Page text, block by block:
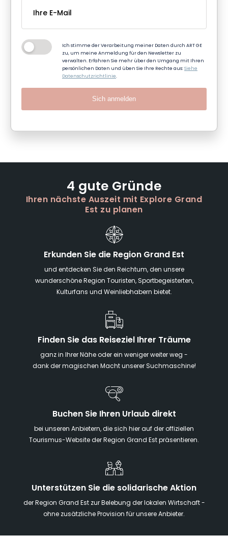
Ich stimme der Verarbeitung meiner Daten durch ART GE
zu, um meine Anmeldung für den Newsletter zu
verwalten. Erfahren Sie mehr über den Umgang mit Ihren
persönlichen Daten und üben Sie Ihre Rechte aus:Siehe
Datenschutzrichtlinie.
Sich anmelden
4 gute Gründe
Ihren nächste Auszeit mit Explore Grand
Est zu planen
Erkunden Sie die Region Grand Est
und entdecken Sie den Reichtum, den unsere
wunderschöne Region Touristen, Sportbegeisterten,
Kulturfans und Weinliebhabern bietet.
Finden Sie das Reiseziel Ihrer Träume
ganz in Ihrer Nähe oder ein weniger weiter weg -
dank der magischen Macht unserer Suchmaschine!
Buchen Sie Ihren Urlaub direkt
bei unseren Anbietern, die sich hier auf der offiziellen
Tourismus-Website der Region Grand Est präsentieren.
Unterstützen Sie die solidarische Aktion
der Region Grand Est zur Belebung der lokalen Wirtschaft -
ohne zusätzliche Provision für unsere Anbieter.